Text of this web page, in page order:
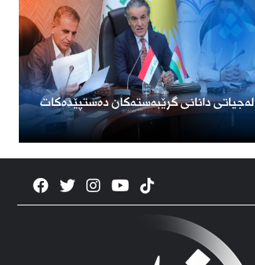
لەجیاتی دانانی گرێبەستەکان دەستپێدەکات